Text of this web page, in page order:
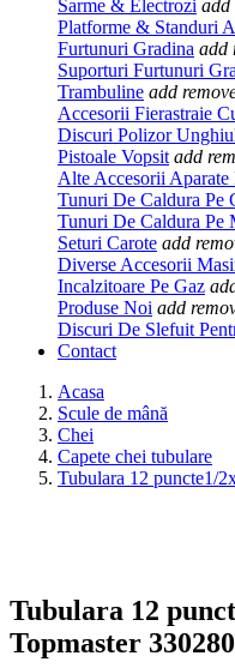
Sarme & Electrozi add
Platforme & Standuri
Furtunuri Gradina add
Suporturi Furtunuri
Trambuline add
Accesorii Fierastraie
Discuri Polizor
Pistoale Vopsit add
Alte Accesorii Aparate
Tunuri De Caldura Pe
Tunuri De Caldura Pe
Seturi Carote add
Diverse Accesorii
Incalzitoare Pe Gaz
Produse Noi add
Discuri De Slefuit
Contact
Acasa
Scule de mână
Chei
Capete chei tubulare
Tubulara 12 puncte1/
Tubulara 12
Topmaster 330280